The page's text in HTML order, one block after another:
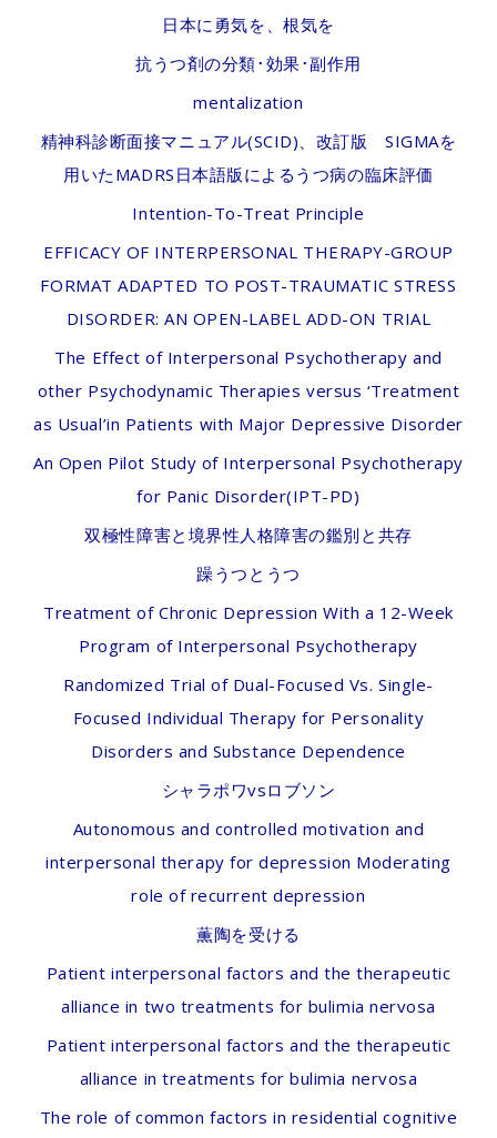
日本に勇気を、根気を
抗うつ剤の分類･効果･副作用
mentalization
精神科診断面接マニュアル(SCID)、改訂版 SIGMAを
用いたMADRS日本語版によるうつ病の臨床評価
Intention-To-Treat Principle
EFFICACY OF INTERPERSONAL THERAPY-GROUP
FORMAT ADAPTED TO POST-TRAUMATIC STRESS
DISORDER: AN OPEN-LABEL ADD-ON TRIAL
The Effect of Interpersonal Psychotherapy and
other Psychodynamic Therapies versus ‘Treatment
as Usual’in Patients with Major Depressive Disorder
An Open Pilot Study of Interpersonal Psychotherapy
for Panic Disorder(IPT-PD)
双極性障害と境界性人格障害の鑑別と共存
躁うつとうつ
Treatment of Chronic Depression With a 12-Week
Program of Interpersonal Psychotherapy
Randomized Trial of Dual-Focused Vs. Single-
Focused Individual Therapy for Personality
Disorders and Substance Dependence
シャラポワvsロブソン
Autonomous and controlled motivation and
interpersonal therapy for depression Moderating
role of recurrent depression
薫陶を受ける
Patient interpersonal factors and the therapeutic
alliance in two treatments for bulimia nervosa
Patient interpersonal factors and the therapeutic
alliance in treatments for bulimia nervosa
The role of common factors in residential cognitive